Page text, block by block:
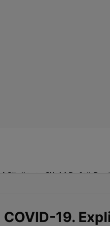
Sănătate Click! Poftă
19.